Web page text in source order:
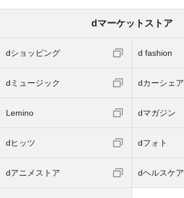
dマーケットストア
dショッピング d fashion
dミュージック dカーシェア
Lemino dマガジン
dヒッツ dフォト
dアニメストア dヘルスケア